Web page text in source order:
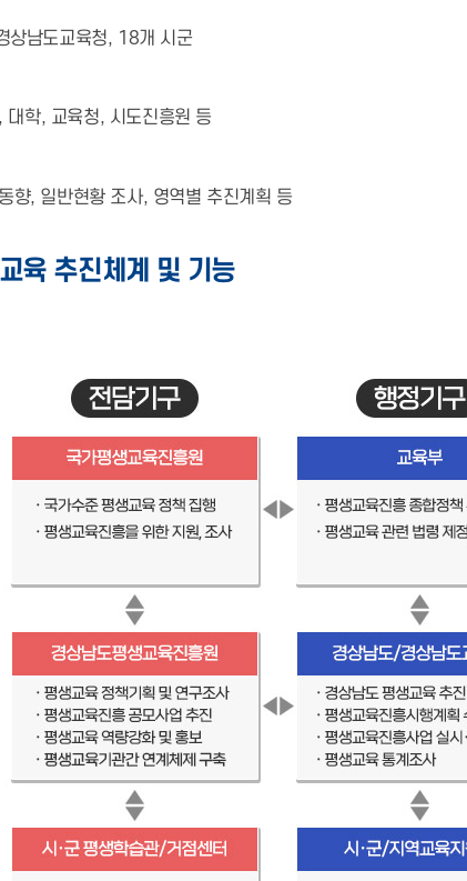
상남도교육청, 18개 시군
대학, 교육청, 시도진흥원 등
향, 일반현황 조사, 영역별 추진계획 등
육 추진체계 및 기능